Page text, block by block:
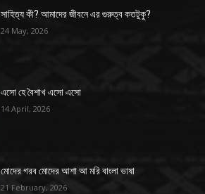
সাহিত্য কী? আমাদের জীবনে এর গুরুত্ব কতটুকু?
24 May, 2026
এসো হে বৈশাখ এসো এসো
14 April, 2026
মোদের গরব মোদের আশা আ মরি বাংলা ভাষা
21 February, 2026